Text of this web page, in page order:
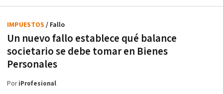
Un nuevo fallo establece qué balance
societario se debe tomar en Bienes
Personales
IMPUESTOS / Fallo
PoriProfesional